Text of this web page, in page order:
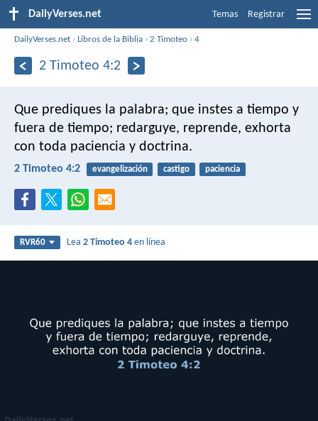
DailyVerses.net Temas Registrar
DailyVerses.net ›Libros de la Biblia ›2 Timoteo ›4
2 Timoteo 4:2
Que prediques la palabra; que instes a tiempo y
fuera de tiempo; redarguye, reprende, exhorta
con toda paciencia y doctrina.
2 Timoteo 4:2 evangelización castigo paciencia
RVR60 Lea2 Timoteo 4 en línea